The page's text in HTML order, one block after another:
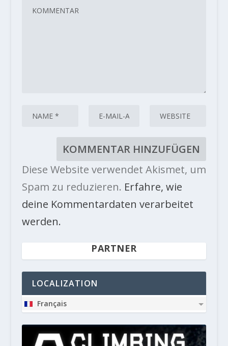
Diese Website verwendet Akismet, um
Spam zu reduzieren. Erfahre, wie
deine Kommentardaten verarbeitet
werden.
PARTNER
LOCALIZATION
Français